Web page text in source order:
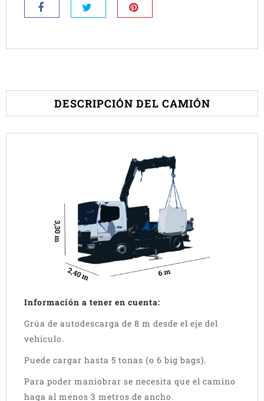
DESCRIPCIÓN DEL CAMIÓN
Información a tener en cuenta:
Grúa de autodescarga de 8 m desde el eje del
vehículo.
Puede cargar hasta 5 tonas (o 6 big bags).
Para poder maniobrar se necesita que el camino
haga al menos 3 metros de ancho.